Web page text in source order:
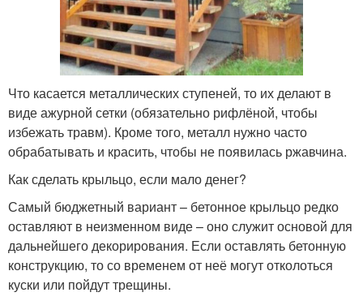
Что касается металлических ступеней, то их делают в
виде ажурной сетки (обязательно рифлёной, чтобы
избежать травм). Кроме того, металл нужно часто
обрабатывать и красить, чтобы не появилась ржавчина.
Как сделать крыльцо, если мало денег?
Самый бюджетный вариант – бетонное крыльцо редко
оставляют в неизменном виде – оно служит основой для
дальнейшего декорирования. Если оставлять бетонную
конструкцию, то со временем от неё могут отколоться
куски или пойдут трещины.